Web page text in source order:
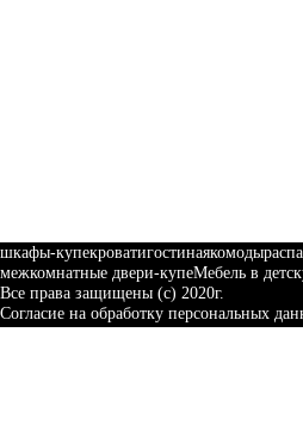
шкафы-купекроватигостинаякомоды
межкомнатные двери-купеМебель в
Все права защищены (с) 2020г.
Согласие на обработку персональных